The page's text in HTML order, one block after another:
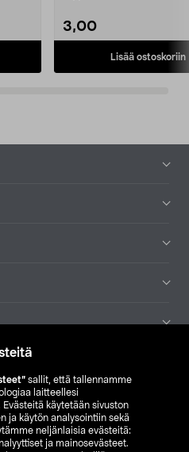
sallit, että tallennamme
laitteellesi
Evästeitä käytetään sivuston
ja käytön analysointiin sekä
neljänlaisia evästeitä:
ja mainosevästeet.
3,00
Lisää ostoskoriin
myymälä
NO FI
SV